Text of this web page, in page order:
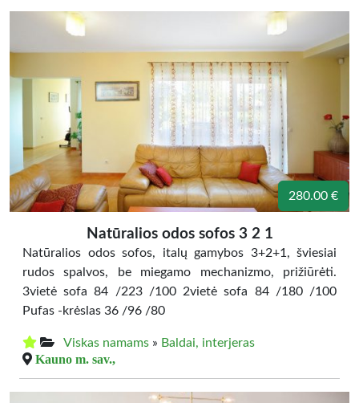
280.00 €
Natūralios odos sofos 3 2 1
Natūralios odos sofos, italų gamybos 3+2+1, šviesiai
rudos spalvos, be miegamo mechanizmo, prižiūrėti.
3vietė sofa 84 /223 /100 2vietė sofa 84 /180 /100
Pufas -krėslas 36 /96 /80
Viskas namams » Baldai, interjeras
Kauno m. sav.,